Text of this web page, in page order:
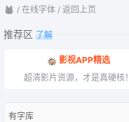
/ 在线字体 / 返回上页
推荐区 了解
影视APP精选
超清影片资源，才是真硬核！
有字库